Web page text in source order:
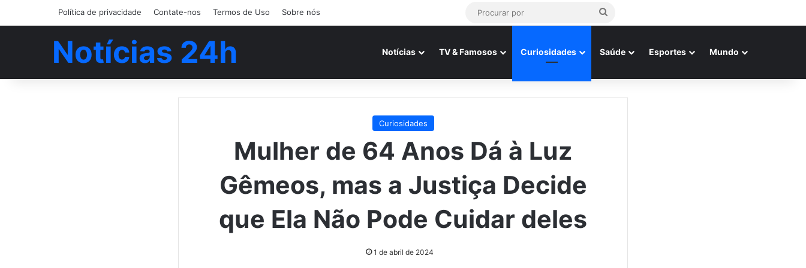
Política de privacidade Contate-nos Termos de Uso Sobre nós
Procurar
Notícias 24h Notícias TV & Famosos Curiosidades Saúde Esportes Mundo
Curiosidades
Mulher de 64 Anos Dá à Luz
Gêmeos, mas a Justiça Decide
que Ela Não Pode Cuidar deles
1 de abril de 2024